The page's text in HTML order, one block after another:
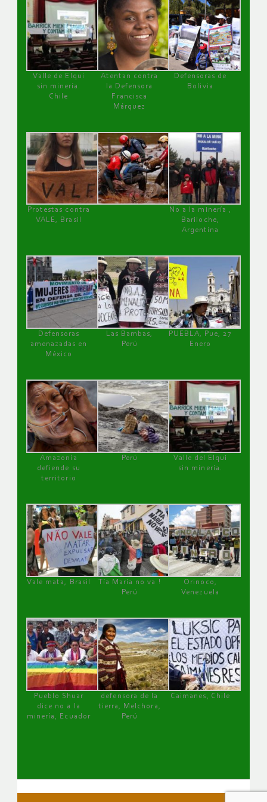
Valle de Elqui
sin minería.
Chile
Atentan contra
la Defensora
Francisca
Márquez
Defensoras de
Bolivia
Protestas contra
VALE, Brasil
No a la minería ,
Bariloche,
Argentina
Defensoras
amenazadas en
México
Las Bambas,
Perú
PUEBLA, Pue, 27
Enero
Amazonía
defiende su
territorio
Perú
Valle del Elqui
sin minería.
Vale mata, Brasil
Tía María no va !
Perú
Orinoco,
Venezuela
Pueblo Shuar
dice no a la
minería, Ecuador
defensora de la
tierra, Melchora,
Perú
Caimanes, Chile